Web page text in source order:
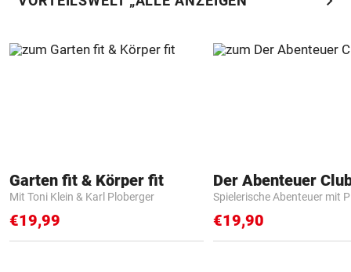
Garten fit & Körper fit
Mit Toni Klein & Karl Ploberger
€19,99
Der Abenteuer
Spielerische Abenteuer mit
€19,90